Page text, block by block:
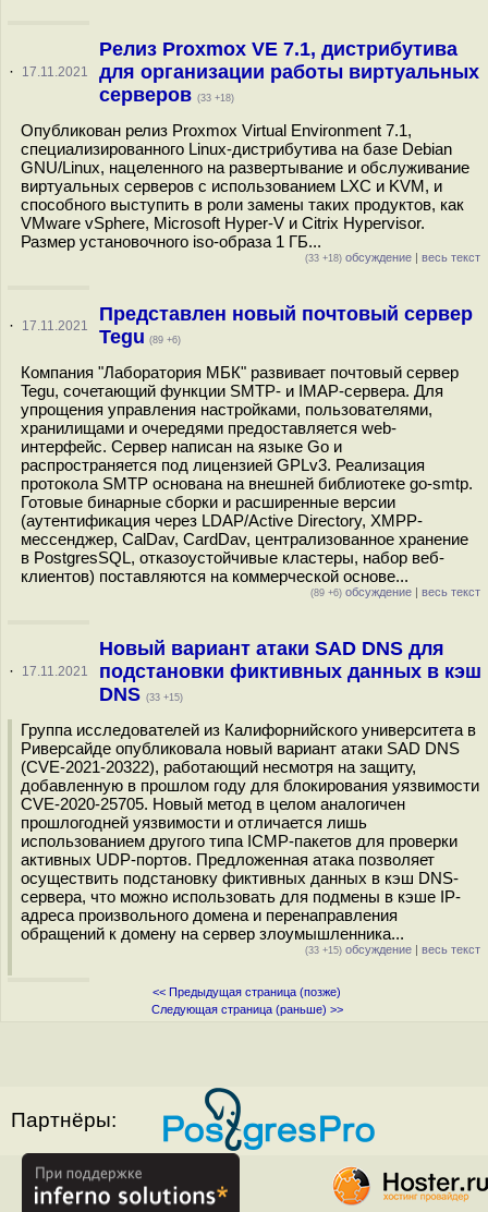
· 17.11.2021
Релиз Proxmox VE 7.1, дистрибутива
для организации работы виртуальных
серверов (33 +18)
Опубликован релиз Proxmox Virtual Environment 7.1,
специализированного Linux-дистрибутива на базе Debian
GNU/Linux, нацеленного на развертывание и обслуживание
виртуальных серверов с использованием LXC и KVM, и
способного выступить в роли замены таких продуктов, как
VMware vSphere, Microsoft Hyper-V и Citrix Hypervisor.
Размер установочного iso-образа 1 ГБ...
(33 +18) обсуждение | весь текст
· 17.11.2021
Представлен новый почтовый сервер
Tegu (89 +6)
Компания "Лаборатория МБК" развивает почтовый сервер
Tegu, сочетающий функции SMTP- и IMAP-сервера. Для
упрощения управления настройками, пользователями,
хранилищами и очередями предоставляется web-
интерфейс. Сервер написан на языке Go и
распространяется под лицензией GPLv3. Реализация
протокола SMTP основана на внешней библиотеке go-smtp.
Готовые бинарные сборки и расширенные версии
(аутентификация через LDAP/Active Directory, XMPP-
мессенджер, CalDav, CardDav, централизованное хранение
в PostgresSQL, отказоустойчивые кластеры, набор веб-
клиентов) поставляются на коммерческой основе...
(89 +6) обсуждение | весь текст
· 17.11.2021
Новый вариант атаки SAD DNS для
подстановки фиктивных данных в кэш
DNS (33 +15)
Группа исследователей из Калифорнийского университета в
Риверсайде опубликовала новый вариант атаки SAD DNS
(CVE-2021-20322), работающий несмотря на защиту,
добавленную в прошлом году для блокирования уязвимости
CVE-2020-25705. Новый метод в целом аналогичен
прошлогодней уязвимости и отличается лишь
использованием другого типа ICMP-пакетов для проверки
активных UDP-портов. Предложенная атака позволяет
осуществить подстановку фиктивных данных в кэш DNS-
сервера, что можно использовать для подмены в кэше IP-
адреса произвольного домена и перенаправления
обращений к домену на сервер злоумышленника...
(33 +15) обсуждение | весь текст
<< Предыдущая страница (позже)
Следующая страница (раньше) >>
Партнёры: